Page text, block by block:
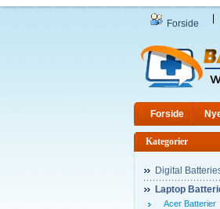
Forside
Forside
Kategorier
Digital
Laptop
Acer Batterier